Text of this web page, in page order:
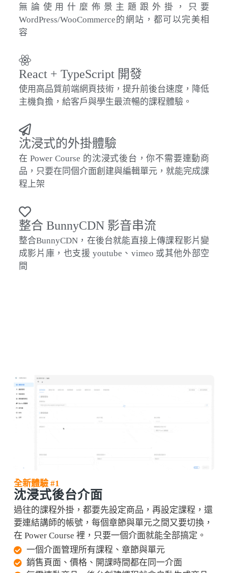
無論使用什麼佈景主題跟外掛，只要
WordPress/WooCommerce的網站，都可以完美相
容
React + TypeScript 開發
使用高品質前端網頁技術，提升前後台速度，降低
主機負擔，給客戶與學生最流暢的課程體驗。
沈浸式的外掛體驗
在 Power Course 的沈浸式後台，你不需要連動商
品，只要在同個介面創建與編輯單元，就能完成課
程上架
整合 BunnyCDN 影音串流
整合BunnyCDN，在後台就能直接上傳課程影片變
成影片庫，也支援 youtube、vimeo 或其他外部空
間
全新體驗 #1
沈浸式後台介面
過往的課程外掛，都要先設定商品，再設定課程，還
要連結講師的帳號，每個章節與單元之間又要切換，
在 Power Course 裡，只要一個介面就能全部搞定。
一個介面管理所有課程、章節與單元
銷售頁面、價格、開課時間都在同一介面